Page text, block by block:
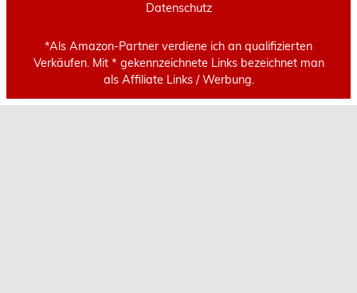
Datenschutz
*Als Amazon-Partner verdiene ich an qualifizierten
Verkäufen. Mit * gekennzeichnete Links bezeichnet man
als Affiliate Links / Werbung.